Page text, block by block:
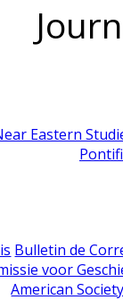
Eastern
Bulletin de
voor
American